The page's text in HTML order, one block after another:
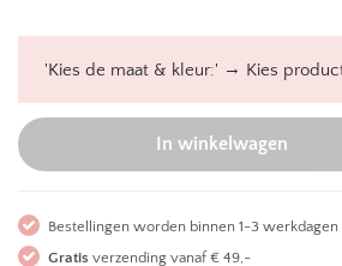
'Kies de maat & kleur:' → Kies
In winkelwagen
Bestellingen worden binnen 1-3 werkdagen
Gratis verzending vanaf € 49,-